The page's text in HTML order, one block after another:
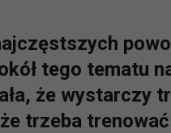
tego tematu
że wystarczy
trzeba